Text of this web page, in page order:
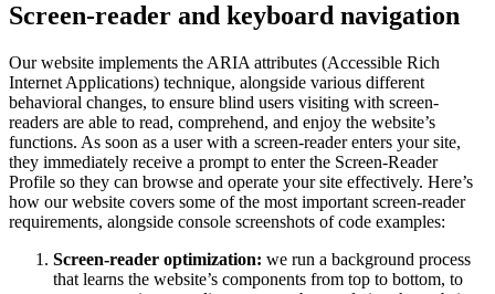
Screen-reader and keyboard navigation
Our website implements the ARIA attributes (Accessible Rich
Internet Applications) technique, alongside various different
behavioral changes, to ensure blind users visiting with screen-
readers are able to read, comprehend, and enjoy the website’s
functions. As soon as a user with a screen-reader enters your site,
they immediately receive a prompt to enter the Screen-Reader
Profile so they can browse and operate your site effectively. Here’s
how our website covers some of the most important screen-reader
requirements, alongside console screenshots of code examples:
Screen-reader optimization: we run a background process
that learns the website’s components from top to bottom, to